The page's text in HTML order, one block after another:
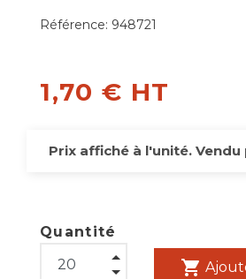
Référence: 948721
1,70 € HT
Prix affiché à l'unité.
Quantité
shopping_cart